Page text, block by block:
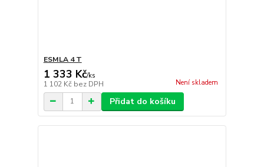
ESMLA 4 T
1 333 Kč/ks
1 102 Kč bez DPH Není skladem
Přidat do košíku